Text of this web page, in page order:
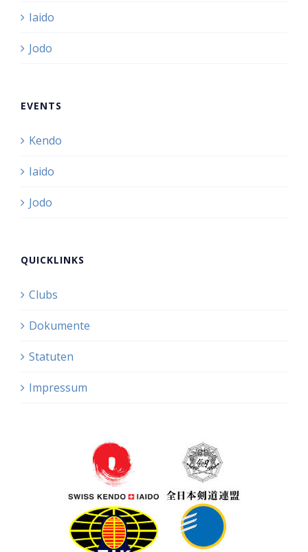
Iaido
Jodo
EVENTS
Kendo
Iaido
Jodo
QUICKLINKS
Clubs
Dokumente
Statuten
Impressum